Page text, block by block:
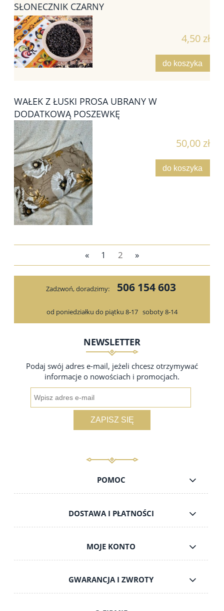
SŁONECZNIK CZARNY
4,50 zł
do koszyka
WAŁEK Z ŁUSKI PROSA UBRANY W
DODATKOWĄ POSZEWKĘ
50,00 zł
do koszyka
« 1 2 »
Zadzwoń, doradzimy: 506 154 603
od poniedziałku do piątku 8-17 soboty 8-14
NEWSLETTER
Podaj swój adres e-mail, jeżeli chcesz otrzymywać
informacje o nowościach i promocjach.
ZAPISZ SIĘ
POMOC
DOSTAWA I PŁATNOŚCI
MOJE KONTO
GWARANCJA I ZWROTY